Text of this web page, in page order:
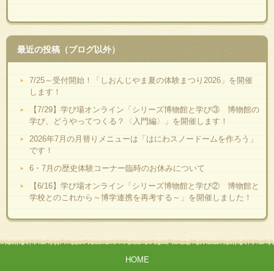
最近の投稿（ブログ以外）
7/25～受付開始！「しおんじやま夏の体験まつり2026」を開催
します！
【7/29】学び場オンライン「シリーズ博物館と学び③ 博物館の
学び、どうやってつくる？〈入門編〉」を開催します！
2026年7月の月替りメニューは「はにわスノードームを作ろう」
です！
6・7月の歴史体験コーナー臨時のお休みについて
【6/16】学び場オンライン「シリーズ博物館と学び② 博物館と
学校とのこれから～博学連携を再考する～」を開催しました！
HOME